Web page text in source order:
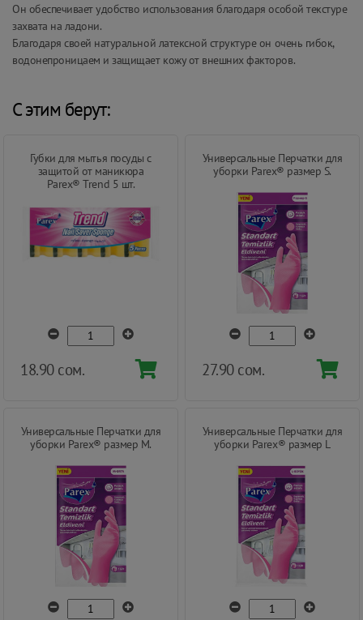
Он обеспечивает удобство использования благодаря особой текстуре
захвата на ладони.
Благодаря своей натуральной латексной структуре он очень гибок,
водонепроницаем и защищает кожу от внешних факторов.
С этим берут:
Губки для мытья посуды с
защитой от маникюра
Parex® Trend 5 шт.
18.90 сом.
Универсальные Перчатки для
уборки Parex® размер S.
27.90 сом.
Универсальные Перчатки для
уборки Parex® размер М.
Универсальные Перчатки для
уборки Parex® размер L